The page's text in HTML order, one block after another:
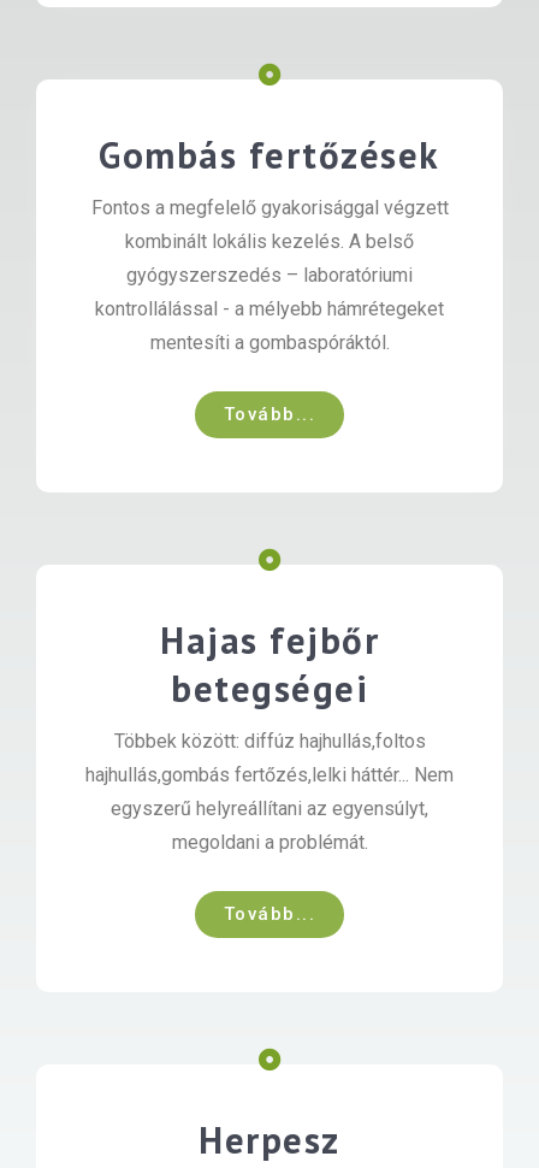
Gombás fertőzések
Fontos a megfelelő gyakorisággal végzett
kombinált lokális kezelés. A belső
gyógyszerszedés – laboratóriumi
kontrollálással - a mélyebb hámrétegeket
mentesíti a gombaspóráktól.
Tovább...
Hajas fejbőr
betegségei
Többek között: diffúz hajhullás,foltos
hajhullás,gombás fertőzés,lelki háttér... Nem
egyszerű helyreállítani az egyensúlyt,
megoldani a problémát.
Tovább...
Herpesz